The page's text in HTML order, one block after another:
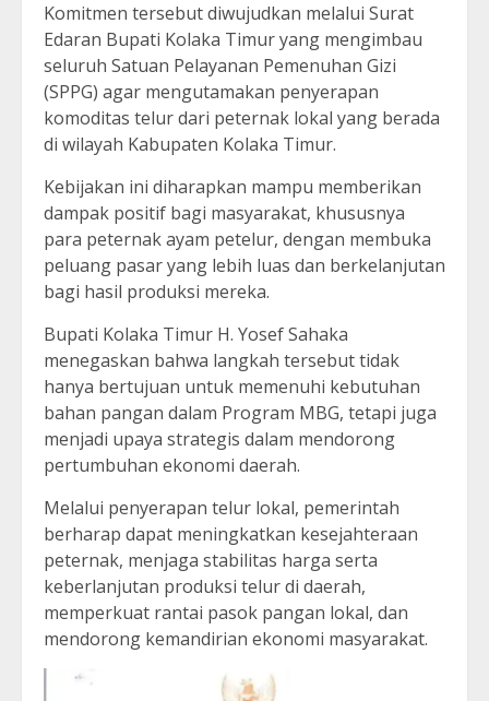
Komitmen tersebut diwujudkan melalui Surat
Edaran Bupati Kolaka Timur yang mengimbau
seluruh Satuan Pelayanan Pemenuhan Gizi
(SPPG) agar mengutamakan penyerapan
komoditas telur dari peternak lokal yang berada
di wilayah Kabupaten Kolaka Timur.
Kebijakan ini diharapkan mampu memberikan
dampak positif bagi masyarakat, khususnya
para peternak ayam petelur, dengan membuka
peluang pasar yang lebih luas dan berkelanjutan
bagi hasil produksi mereka.
Bupati Kolaka Timur H. Yosef Sahaka
menegaskan bahwa langkah tersebut tidak
hanya bertujuan untuk memenuhi kebutuhan
bahan pangan dalam Program MBG, tetapi juga
menjadi upaya strategis dalam mendorong
pertumbuhan ekonomi daerah.
Melalui penyerapan telur lokal, pemerintah
berharap dapat meningkatkan kesejahteraan
peternak, menjaga stabilitas harga serta
keberlanjutan produksi telur di daerah,
memperkuat rantai pasok pangan lokal, dan
mendorong kemandirian ekonomi masyarakat.